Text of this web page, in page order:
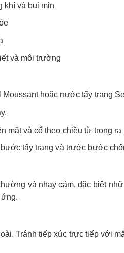
khí và bụi mịn
và môi trường
Moussant hoặc nước tẩy trang
mặt và cổ theo chiều từ trong ra
tẩy trang và trước bước
và nhạy cảm, đặc biệt
Tránh tiếp xúc trực tiếp với